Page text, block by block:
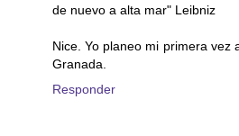
de nuevo a alta mar" Leibniz
Nice. Yo planeo mi primera vez
Granada.
Responder